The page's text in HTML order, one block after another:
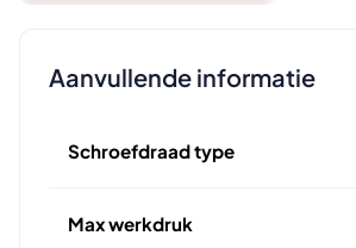
Aanvullende informatie
Schroefdraad type
Max werkdruk